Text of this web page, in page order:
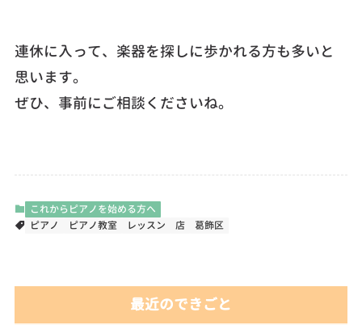
連休に入って、楽器を探しに歩かれる方も多いと
思います。
ぜひ、事前にご相談くださいね。
これからピアノを始める方へ
ピアノ
ピアノ教室 レッスン 店 葛飾区
最近のできごと